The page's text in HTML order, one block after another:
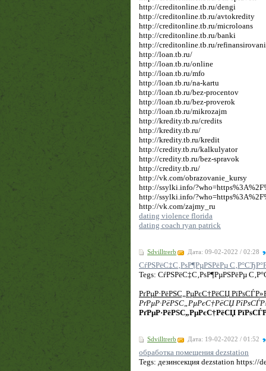
http://creditonline.tb.ru/dengi
http://creditonline.tb.ru/avtokredity
http://creditonline.tb.ru/microloans
http://creditonline.tb.ru/banki
http://creditonline.tb.ru/
http://loan.tb.ru/
http://loan.tb.ru/online
http://loan.tb.ru/mfo
http://loan.tb.ru/na-kartu
http://loan.tb.ru/bez-procentov
http://loan.tb.ru/bez-proverok
http://loan.tb.ru/mikrozajm
http://kredity.tb.ru/credits
http://kredity.tb.ru/
http://kredity.tb.ru/kredit
http://credity.tb.ru/kalkulyator
http://credity.tb.ru/bez-spravok
http://credity.tb.ru/
http://vk.com/obrazovanie_kursy
http://ssylki.info/
http://ssylki.info/
http://vk.com/zajmy_ru
dating violence florida
dating coach ryan patrick
Sdvilltrerb Дата: 09-02-2022 / 02:28
СѓРЅРёС‡С‚РѕР¶РµРЅРёРµ
Tegs: СѓРЅРёС‡С‚РѕР¶РµРЅРёРµ
РґРµР·РёРЅС„РµРєС†РёСЏ
РґРµР·РёРЅС„РµРєС†РёСЏ
РґРµР·РёРЅС„РµРєС†РёСЏ
Sdvilltrerb Дата: 19-02-2022 / 01:52
обработка помещения dezstation
Tegs: дезинсекция dezstation https://